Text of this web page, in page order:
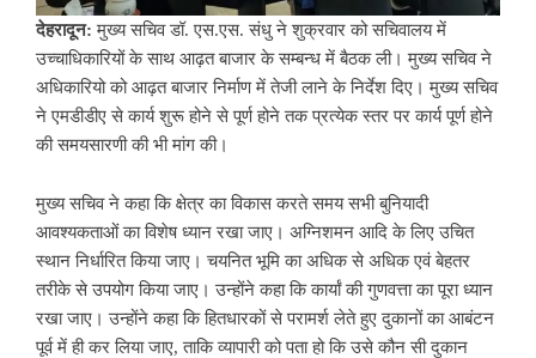
देहरादून:मुख्य सचिव डॉ. एस.एस. संधु ने शुक्रवार को सचिवालय में
उच्चाधिकारियों के साथ आढ़त बाजार के सम्बन्ध में बैठक ली। मुख्य सचिव ने
अधिकारियो को आढ़त बाजार निर्माण में तेजी लाने के निर्देश दिए। मुख्य सचिव
ने एमडीडीए से कार्य शुरू होने से पूर्ण होने तक प्रत्येक स्तर पर कार्य पूर्ण होने
की समयसारणी की भी मांग की।
मुख्य सचिव ने कहा कि क्षेत्र का विकास करते समय सभी बुनियादी
आवश्यकताओं का विशेष ध्यान रखा जाए। अग्निशमन आदि के लिए उचित
स्थान निर्धारित किया जाए। चयनित भूमि का अधिक से अधिक एवं बेहतर
तरीके से उपयोग किया जाए। उन्होंने कहा कि कार्यां की गुणवत्ता का पूरा ध्यान
रखा जाए। उन्होंने कहा कि हितधारकों से परामर्श लेते हुए दुकानों का आबंटन
पूर्व में ही कर लिया जाए, ताकि व्यापारी को पता हो कि उसे कौन सी दुकान